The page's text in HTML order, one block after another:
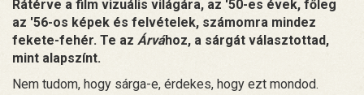
Rátérve a film vizuális világára, az '50-es évek, főleg
az '56-os képek és felvételek, számomra mindez
fekete-fehér. Te az Árvához, a sárgát választottad,
mint alapszínt.
Nem tudom, hogy sárga-e, érdekes, hogy ezt mondod.